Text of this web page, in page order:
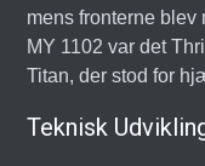
mens fronterne blev
MY 1102 var det
Titan, der stod for
Teknisk